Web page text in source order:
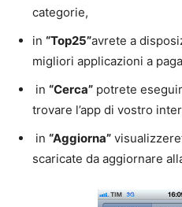
categorie,
in “Top25”avrete a
migliori applicazioni a
in “Cerca” potrete
trovare l’app di vostro
in “Aggiorna”
scaricate da aggiornare